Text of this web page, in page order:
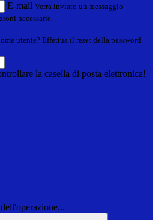
E-mail Verrà inviato un messaggio
necessarie.
utente? Effettua il reset della password
la casella di posta elettronica!